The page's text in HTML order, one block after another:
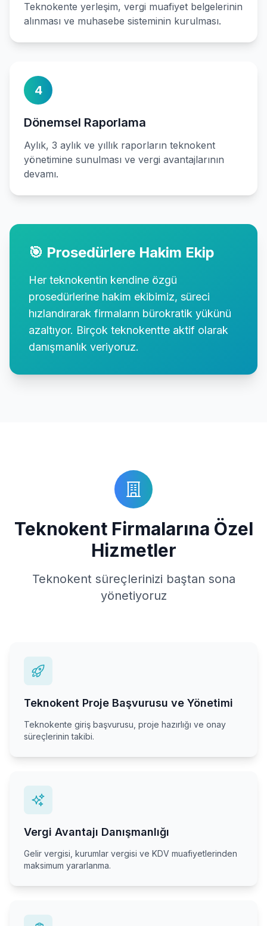
Teknokente yerleşim, vergi muafiyet belgelerinin
alınması ve muhasebe sisteminin kurulması.
4
Dönemsel Raporlama
Aylık, 3 aylık ve yıllık raporların teknokent
yönetimine sunulması ve vergi avantajlarının
devamı.
🎯 Prosedürlere Hakim Ekip
Her teknokentin kendine özgü
prosedürlerine hakim ekibimiz, süreci
hızlandırarak firmaların bürokratik yükünü
azaltıyor. Birçok teknokentte aktif olarak
danışmanlık veriyoruz.
Teknokent Firmalarına Özel
Hizmetler
Teknokent süreçlerinizi baştan sona
yönetiyoruz
Teknokent Proje Başvurusu ve Yönetimi
Teknokente giriş başvurusu, proje hazırlığı ve onay
süreçlerinin takibi.
Vergi Avantajı Danışmanlığı
Gelir vergisi, kurumlar vergisi ve KDV muafiyetlerinden
maksimum yararlanma.